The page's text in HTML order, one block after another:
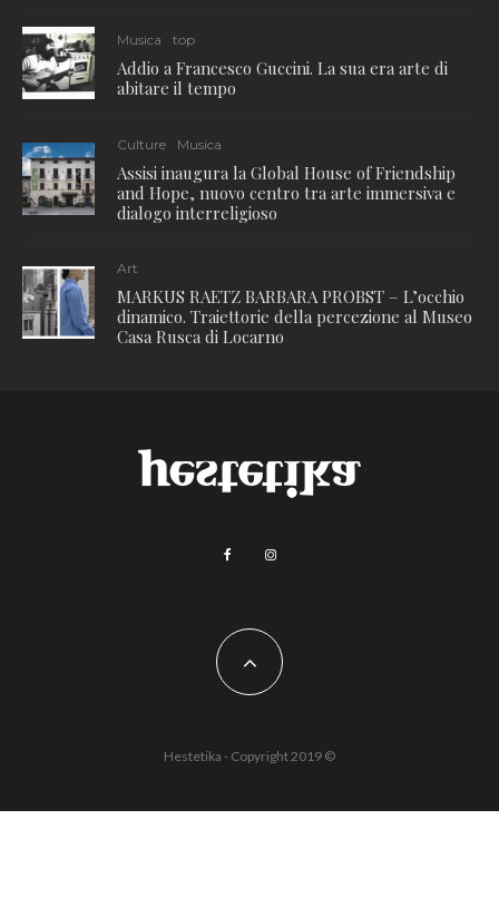
Musica top
Addio a Francesco Guccini. La sua era arte di
abitare il tempo
Culture Musica
Assisi inaugura la Global House of Friendship
and Hope, nuovo centro tra arte immersiva e
dialogo interreligioso
Art
MARKUS RAETZ BARBARA PROBST – L’occhio
dinamico. Traiettorie della percezione al Museo
Casa Rusca di Locarno
Hestetika - Copyright 2019 ©